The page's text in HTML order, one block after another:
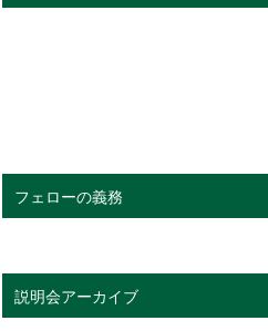
フェローの義務
説明会アーカイブ